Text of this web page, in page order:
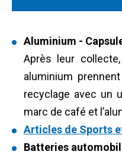
Aluminium -
Après leur
aluminium
recyclage avec un
marc de café et
Articles de Sports
Batteries